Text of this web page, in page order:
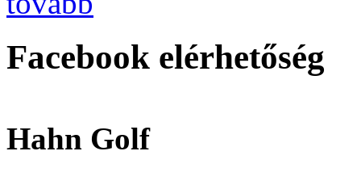
Facebook elérhetőség
Hahn Golf